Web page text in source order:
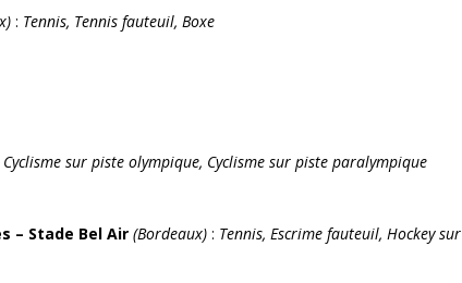
: Tennis, Tennis fauteuil, Boxe
Cyclisme sur piste olympique, Cyclisme sur piste paralympique
– Stade Bel Air (Bordeaux) : Tennis, Escrime fauteuil, Hockey sur